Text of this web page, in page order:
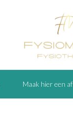
Maak hier een